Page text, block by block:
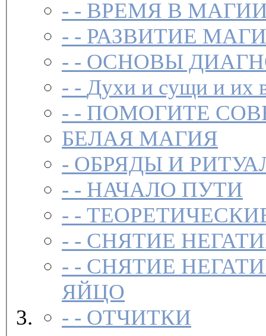
- - ВРЕМЯ В
- - РАЗВИТИЕ
- - ОСНОВЫ
- - Духи и сущи и их
- - ПОМОГИТЕ
БЕЛАЯ МАГИЯ
- ОБРЯДЫ И
- - НАЧАЛО ПУТИ
- -
- - СНЯТИЕ
- - СНЯТИЕ
ЯЙЦО
- - ОТЧИТКИ